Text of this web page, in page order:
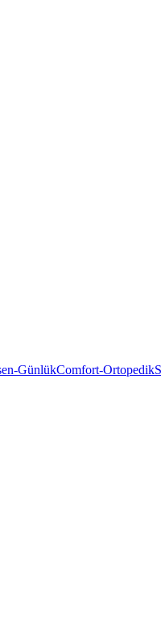
GünlükComfort-Ortopedik